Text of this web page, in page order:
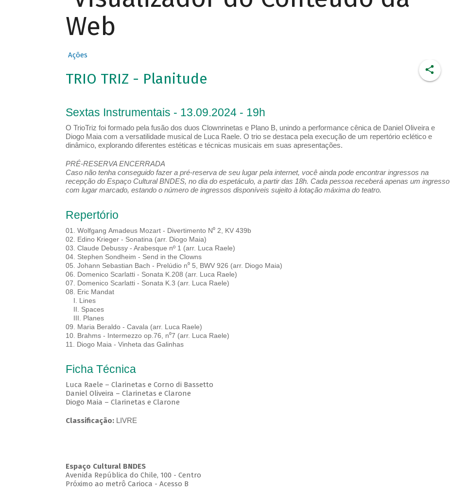
Web
Ações
TRIO TRIZ - Planitude
Sextas Instrumentais - 13.09.2024 - 19h
O TrioTriz foi formado pela fusão dos duos Clownrinetas e Plano B, unindo a performance cênica de Daniel Oliveira e
Diogo Maia com a versatilidade musical de Luca Raele. O trio se destaca pela execução de um repertório eclético e
dinâmico, explorando diferentes estéticas e técnicas musicais em suas apresentações.
PRÉ-RESERVA ENCERRADA
Caso não tenha conseguido fazer a pré-reserva de seu lugar pela internet, você ainda pode encontrar ingressos na
recepção do Espaço Cultural BNDES, no dia do espetáculo, a partir das 18h. Cada pessoa receberá apenas um ingresso
com lugar marcado, estando o número de ingressos disponíveis sujeito à lotação máxima do teatro.
Repertório
01. Wolfgang Amadeus Mozart - Divertimento N⁰ 2, KV 439b
02. Edino Krieger - Sonatina (arr. Diogo Maia)
03. Claude Debussy - Arabesque nº 1 (arr. Luca Raele)
04. Stephen Sondheim - Send in the Clowns
05. Johann Sebastian Bach - Prelúdio n⁰ 5, BWV 926 (arr. Diogo Maia)
06. Domenico Scarlatti - Sonata K.208 (arr. Luca Raele)
07. Domenico Scarlatti - Sonata K.3 (arr. Luca Raele)
08. Eric Mandat
I. Lines
II. Spaces
III. Planes
09. Maria Beraldo - Cavala (arr. Luca Raele)
10. Brahms - Intermezzo op.76, n⁰7 (arr. Luca Raele)
11. Diogo Maia - Vinheta das Galinhas
Ficha Técnica
Luca Raele – Clarinetas e Corno di Bassetto
Daniel Oliveira – Clarinetas e Clarone
Diogo Maia – Clarinetas e Clarone
Classificação: LIVRE
Espaço Cultural BNDES
Avenida República do Chile, 100 - Centro
Próximo ao metrô Carioca - Acesso B